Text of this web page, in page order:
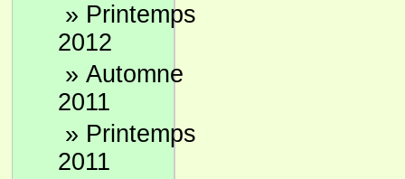
» Printemps
2012
» Automne
2011
» Printemps
2011